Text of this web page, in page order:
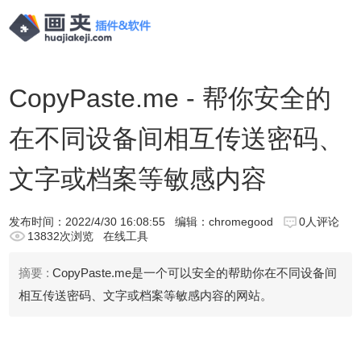
CopyPaste.me - 帮你安全的
在不同设备间相互传送密码、
文字或档案等敏感内容
发布时间： 2022/4/30 16:08:55 编辑：chromegood
0人评论
13832次浏览
在线工具
摘要 : CopyPaste.me是一个可以安全的帮助你在不同设备间
相互传送密码、文字或档案等敏感内容的网站。